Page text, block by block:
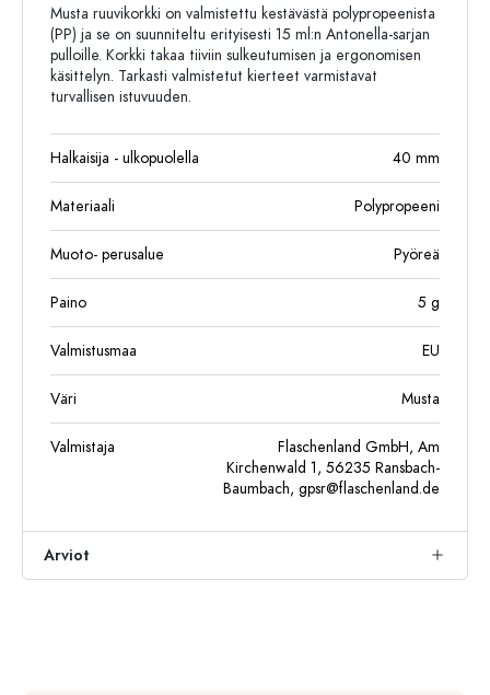
Musta ruuvikorkki on valmistettu kestävästä polypropeenista
(PP) ja se on suunniteltu erityisesti 15 ml:n Antonella-sarjan
pulloille. Korkki takaa tiiviin sulkeutumisen ja ergonomisen
käsittelyn. Tarkasti valmistetut kierteet varmistavat
turvallisen istuvuuden.
Halkaisija - ulkopuolella 40 mm
Materiaali Polypropeeni
Muoto- perusalue Pyöreä
Paino 5 g
Valmistusmaa EU
Väri Musta
Valmistaja
Flaschenland GmbH, Am
Kirchenwald 1, 56235 Ransbach-
Baumbach, gpsr@flaschenland.de
Arviot